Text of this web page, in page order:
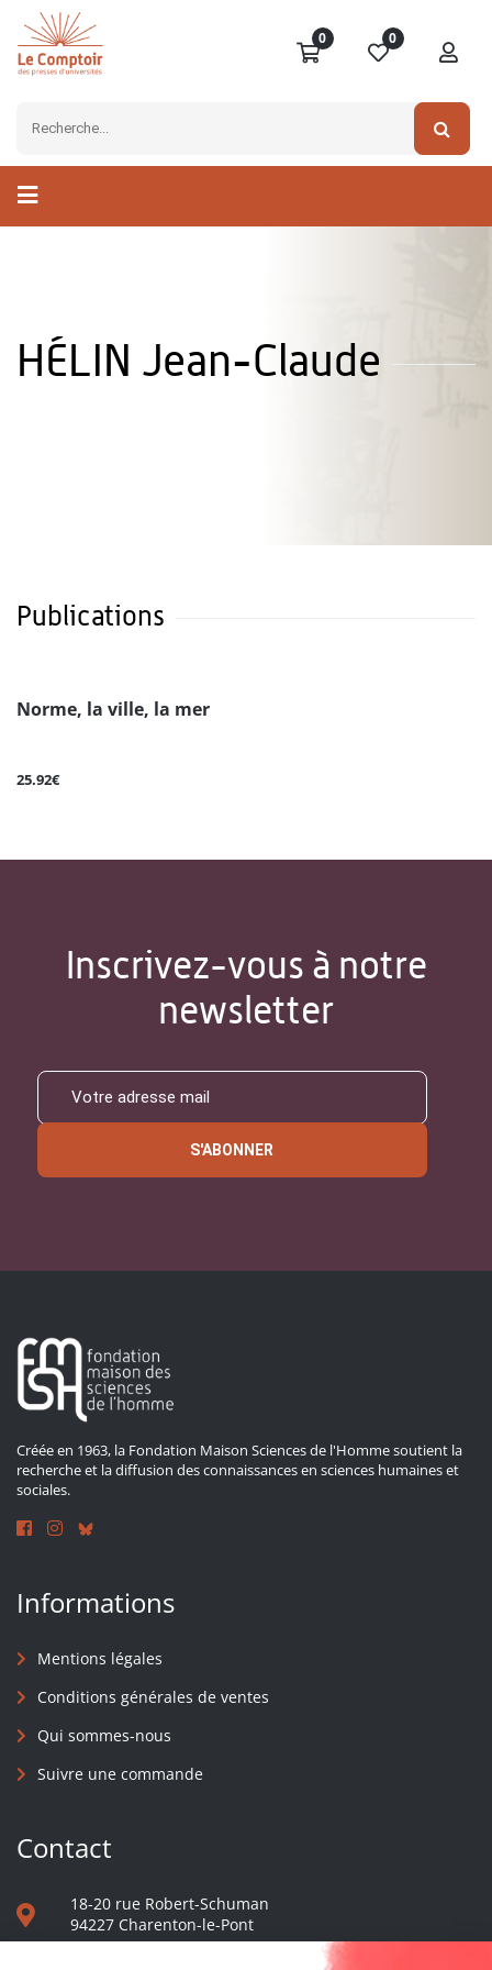
0 0
HÉLIN Jean-Claude
Publications
Norme, la ville, la mer
25.92€
Inscrivez-vous à notre
newsletter
S'ABONNER
Créée en 1963, la Fondation Maison Sciences de l'Homme soutient la
recherche et la diffusion des connaissances en sciences humaines et
sociales.
Informations
Mentions légales
Conditions générales de ventes
Qui sommes-nous
Suivre une commande
Contact
18-20 rue Robert-Schuman
94227 Charenton-le-Pont